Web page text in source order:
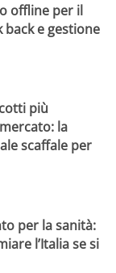
offline per il
back e gestione
più
la
scaffale per
per la sanità:
l’Italia se si